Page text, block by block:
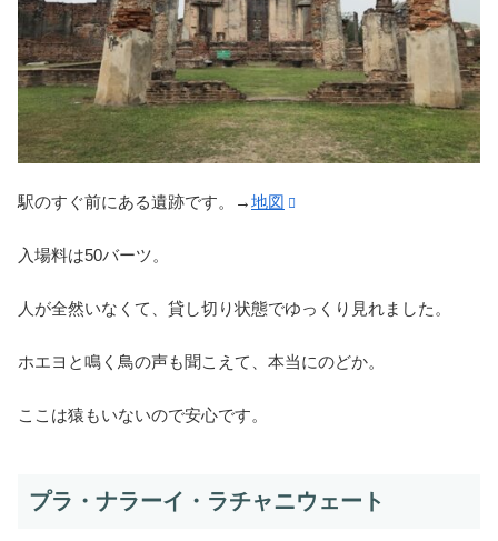
駅のすぐ前にある遺跡です。→地図
入場料は50バーツ。
人が全然いなくて、貸し切り状態でゆっくり見れました。
ホエヨと鳴く鳥の声も聞こえて、本当にのどか。
ここは猿もいないので安心です。
プラ・ナラーイ・ラチャニウェート